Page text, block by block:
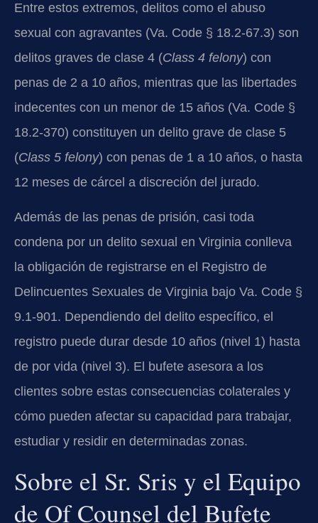
Entre estos extremos, delitos como el abuso
sexual con agravantes (Va. Code § 18.2-67.3) son
delitos graves de clase 4 (Class 4 felony) con
penas de 2 a 10 años, mientras que las libertades
indecentes con un menor de 15 años (Va. Code §
18.2-370) constituyen un delito grave de clase 5
(Class 5 felony) con penas de 1 a 10 años, o hasta
12 meses de cárcel a discreción del jurado.
Además de las penas de prisión, casi toda
condena por un delito sexual en Virginia conlleva
la obligación de registrarse en el Registro de
Delincuentes Sexuales de Virginia bajo Va. Code §
9.1-901. Dependiendo del delito específico, el
registro puede durar desde 10 años (nivel 1) hasta
de por vida (nivel 3). El bufete asesora a los
clientes sobre estas consecuencias colaterales y
cómo pueden afectar su capacidad para trabajar,
estudiar y residir en determinadas zonas.
Sobre el Sr. Sris y el Equipo
de Of Counsel del Bufete